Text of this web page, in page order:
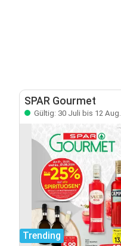
SPAR Gourmet
Gültig: 30 Juli bis 12 Aug.
Trending